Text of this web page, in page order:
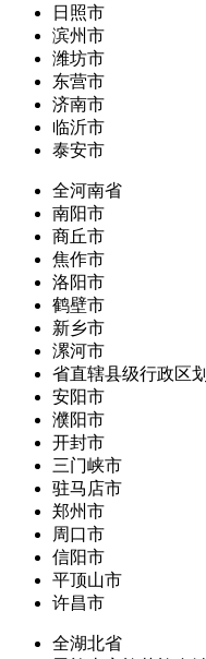
日照市
滨州市
潍坊市
东营市
济南市
临沂市
泰安市
全河南省
南阳市
商丘市
焦作市
洛阳市
鹤壁市
新乡市
漯河市
省直辖县级行政区划
安阳市
濮阳市
开封市
三门峡市
驻马店市
郑州市
周口市
信阳市
平顶山市
许昌市
全湖北省